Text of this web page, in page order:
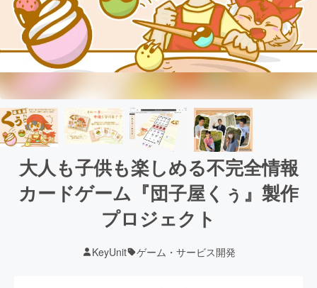
大人も子供も楽しめる不完全情報
カードゲーム『団子屋くぅ』製作
プロジェクト
KeyUnit ゲーム・サービス開発